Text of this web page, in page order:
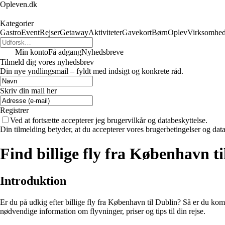
Opleven.dk
Kategorier
GastroEventRejserGetawayAktiviteterGavekortBørnOplev
Min kontoFå adgangNyhedsbreve
Tilmeld dig vores nyhedsbrev
Din nye yndlingsmail – fyldt med indsigt og konkrete råd.
Skriv din mail her
Registrer
Ved at fortsætte accepterer jeg brugervilkår og databeskyttelse.
Din tilmelding betyder, at du accepterer vores brugerbetingelser og
Find billige fly fra København
Introduktion
Er du på udkig efter billige fly fra København til Dublin? Så er du
nødvendige information om flyvninger, priser og tips til din rejse.